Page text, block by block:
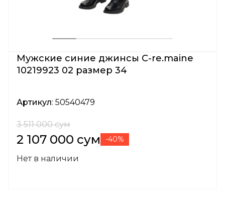
Мужские синие джинсы C-re.maine
10219923 02 размер 34
Артикул: 50540479
3 511 000 сум
2 107 000 сум -40%
Нет в наличии